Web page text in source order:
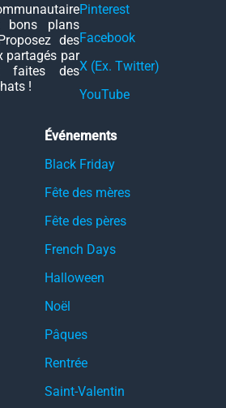
bons plans
des
partagés par
faites des
!
Pinterest
Facebook
X (Ex. Twitter)
YouTube
Événements
Black Friday
Fête des mères
Fête des pères
French Days
Halloween
Noël
Pâques
Rentrée
Saint-Valentin